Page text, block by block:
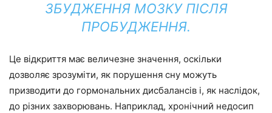
ЗБУДЖЕННЯ МОЗКУ ПІСЛЯ
ПРОБУДЖЕННЯ.
Це відкриття має величезне значення, оскільки
дозволяє зрозуміти, як порушення сну можуть
призводити до гормональних дисбалансів і, як наслідок,
до різних захворювань. Наприклад, хронічний недосип